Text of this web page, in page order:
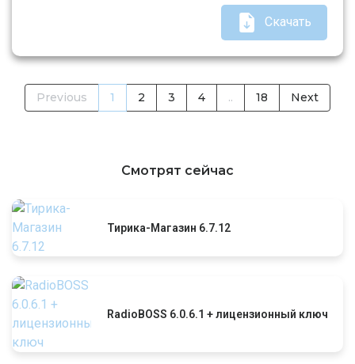
Скачать
Previous 1 2 3 4 .. 18 Next
Смотрят сейчас
Тирика-Магазин 6.7.12
RadioBOSS 6.0.6.1 + лицензионный ключ